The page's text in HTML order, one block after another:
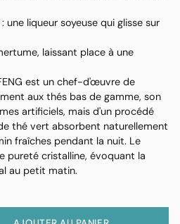
liqueur soyeuse qui glisse sur
laissant place à une
est un chef-d'œuvre de
aux thés bas de gamme, son
artificiels, mais d'un procédé
thé vert absorbent naturellement
fraîches pendant la nuit. Le
pureté cristalline, évoquant la
au petit matin.